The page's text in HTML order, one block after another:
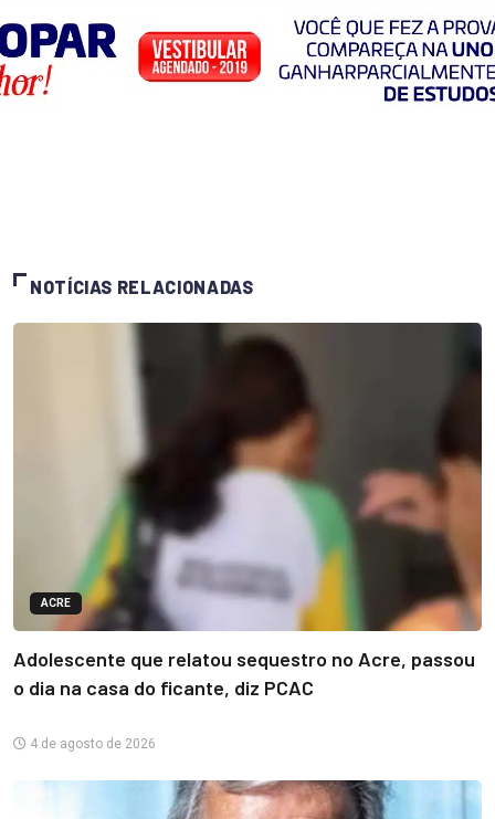
NOTÍCIAS RELACIONADAS
ACRE
Adolescente que relatou sequestro no Acre, passou
o dia na casa do ficante, diz PCAC
4 de agosto de 2026